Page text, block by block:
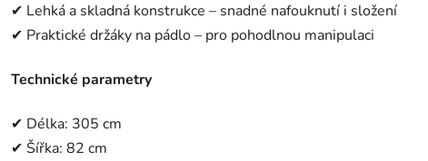
✔ Lehká a skladná konstrukce – snadné nafouknutí i složení
✔ Praktické držáky na pádlo – pro pohodlnou manipulaci
Technické parametry
✔ Délka: 305 cm
✔ Šířka: 82 cm